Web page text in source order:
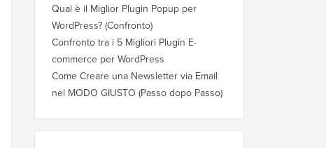
Qual è il Miglior Plugin Popup per
WordPress? (Confronto)
Confronto tra i 5 Migliori Plugin E-
commerce per WordPress
Come Creare una Newsletter via Email
nel MODO GIUSTO (Passo dopo Passo)